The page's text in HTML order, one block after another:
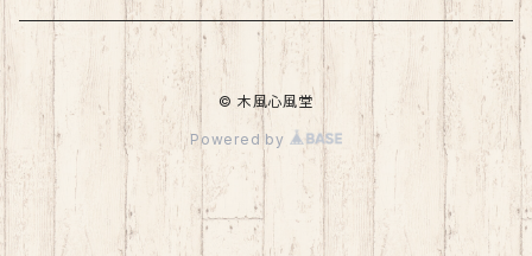
© 木風心風堂
Powered by